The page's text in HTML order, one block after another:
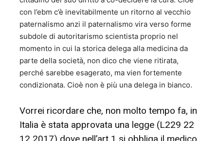
con l’ebm c’è inevitabilmente un ritorno al vecchio
paternalismo anzi il paternalismo vira verso forme
subdole di autoritarismo scientista proprio nel
momento in cui la storica delega alla medicina da
parte della società, non dico che viene ritirata,
perché sarebbe esagerato, ma vien fortemente
condizionata. Cioè non è più una delega in bianco.
Vorrei ricordare che, non molto tempo fa, in
Italia è stata approvata una legge (L229 22